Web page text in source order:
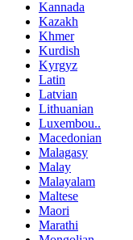
Kannada
Kazakh
Khmer
Kurdish
Kyrgyz
Latin
Latvian
Lithuanian
Luxembou..
Macedonian
Malagasy
Malay
Malayalam
Maltese
Maori
Marathi